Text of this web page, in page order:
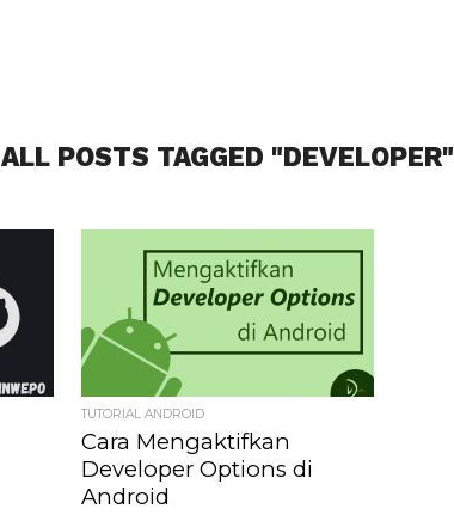
ALL POSTS TAGGED "DEVELOPER"
TUTORIAL ANDROID
Cara Mengaktifkan
Developer Options di
Android